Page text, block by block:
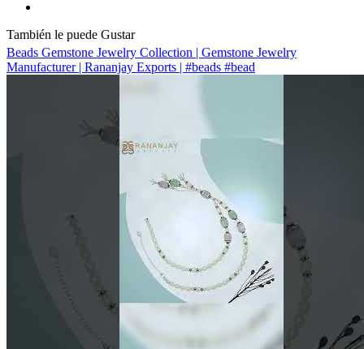
También le puede Gustar
Beads Gemstone Jewelry Collection | Gemstone Jewelry
Manufacturer | Rananjay Exports | #beads #bead